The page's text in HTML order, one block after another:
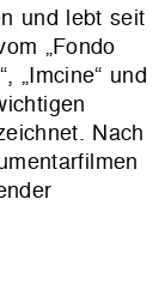
und lebt seit
„Fondo
„Imcine“ und
Nach